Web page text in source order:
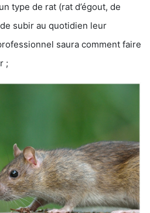
type de rat (rat d’égout, de
subir au quotidien leur
saura comment faire
;